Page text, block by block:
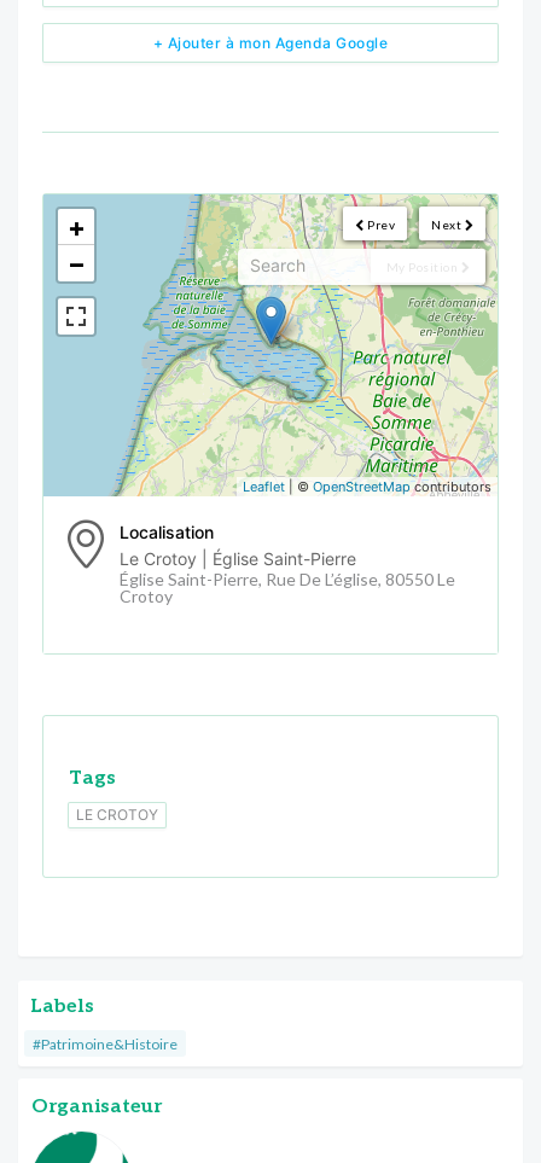
+ Ajouter à mon Agenda Google
Next
Prev
My Position
<!---->
+
−
Leaflet | © OpenStreetMapcontributors
Localisation
Le Crotoy | Église Saint-Pierre
Église Saint-Pierre, Rue De L’église, 80550 Le
Crotoy
Tags
LE CROTOY
Labels
#Patrimoine&Histoire
Organisateur